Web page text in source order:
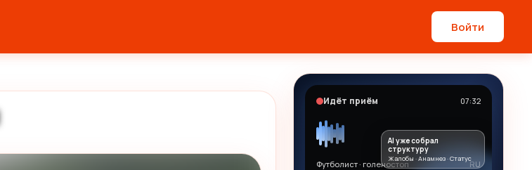
Войти
Идёт приём 07:32
Футболист · голеностоп RU
AI уже собрал
структуру
Жалобы · Анамнез · Статус